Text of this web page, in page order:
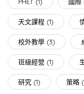
天文課程 (1)
校外教學 (3)
班級經營 (1)
研究 (1) 策略